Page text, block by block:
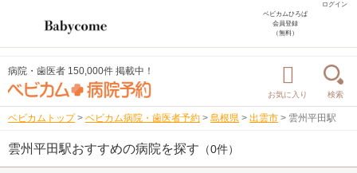
ログイン
ベビカムひろば
会員登録
（無料）
病院・歯医者 150,000件 掲載中！
お気に入り 検索
ベビカムトップ > ベビカム病院・歯医者予約 > 島根県 > 出雲市 > 雲州平田駅
雲州平田駅おすすめの病院を探す （0件）